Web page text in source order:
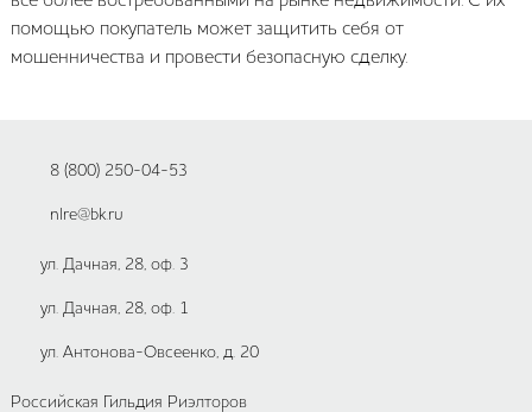
помощью покупатель может защитить себя от
мошенничества и провести безопасную сделку.
8 (800) 250-04-53
nlre@bk.ru
ул. Дачная, 28, оф. 3
ул. Дачная, 28, оф. 1
ул. Антонова-Овсеенко, д. 20
Российская Гильдия Риэлторов